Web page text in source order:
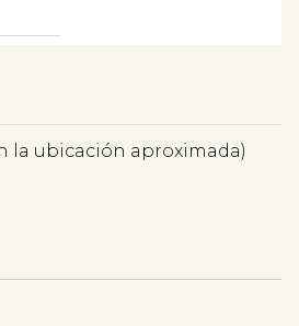
la ubicación aproximada)